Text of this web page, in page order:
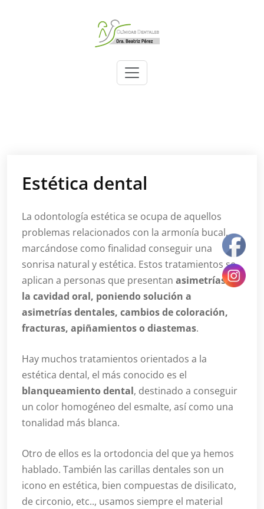
Dra. Beatriz Pérez
Clínicas
Estética dental
La odontología estética se ocupa de aquellos
problemas relacionados con la armonía bucal,
marcándose como finalidad conseguir una
sonrisa natural y estética. Estos tratamientos se
aplican a personas que presentan asimetrías en
la cavidad oral, poniendo solución a
asimetrías dentales, cambios de coloración,
fracturas, apiñamientos o diastemas.
Hay muchos tratamientos orientados a la
estética dental, el más conocido es el
blanqueamiento dental, destinado a conseguir
un color homogéneo del esmalte, así como una
tonalidad más blanca.
Otro de ellos es la ortodoncia del que ya hemos
hablado. También las carillas dentales son un
icono en estética, bien compuestas de disilicato,
de circonio, etc.., usamos siempre el material